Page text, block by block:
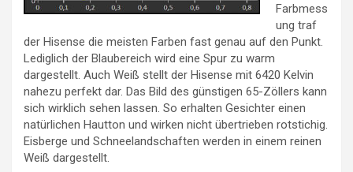
Farbmess
ung traf
der Hisense die meisten Farben fast genau auf den Punkt.
Lediglich der Blaubereich wird eine Spur zu warm
dargestellt. Auch Weiß stellt der Hisense mit 6420 Kelvin
nahezu perfekt dar. Das Bild des günstigen 65-Zöllers kann
sich wirklich sehen lassen. So erhalten Gesichter einen
natürlichen Hautton und wirken nicht übertrieben rotstichig.
Eisberge und Schneelandschaften werden in einem reinen
Weiß dargestellt.